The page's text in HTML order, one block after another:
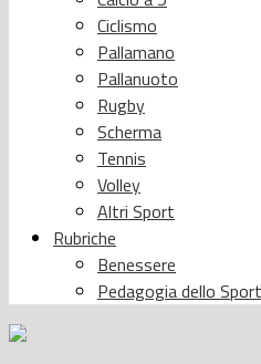
Ciclismo
Pallamano
Pallanuoto
Rugby
Scherma
Tennis
Volley
Altri Sport
Rubriche
Benessere
Pedagogia dello Sport